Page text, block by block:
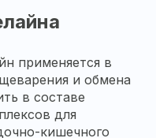
применяется в
и обмена
в составе
для
кишечного